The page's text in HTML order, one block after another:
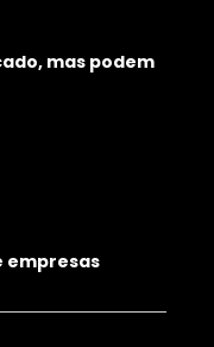
mas podem
empresas